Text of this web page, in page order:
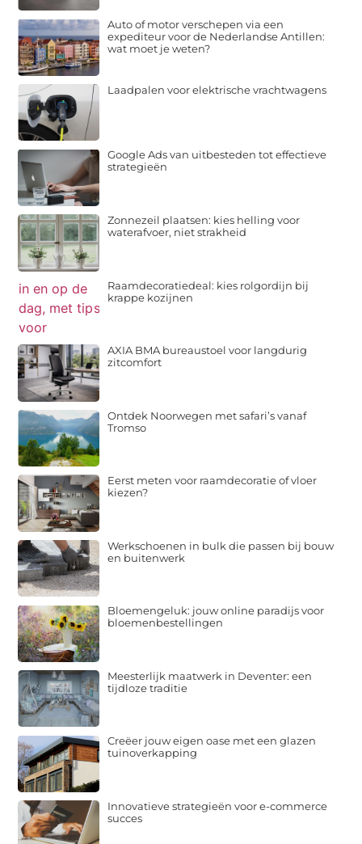
Auto of motor verschepen via een
expediteur voor de Nederlandse Antillen:
wat moet je weten?
Laadpalen voor elektrische vrachtwagens
Google Ads van uitbesteden tot effectieve
strategieën
Zonnezeil plaatsen: kies helling voor
waterafvoer, niet strakheid
Raamdecoratiedeal: kies rolgordijn bij
krappe kozijnen
AXIA BMA bureaustoel voor langdurig
zitcomfort
Ontdek Noorwegen met safari’s vanaf
Tromso
Eerst meten voor raamdecoratie of vloer
kiezen?
Werkschoenen in bulk die passen bij bouw
en buitenwerk
Bloemengeluk: jouw online paradijs voor
bloemenbestellingen
Meesterlijk maatwerk in Deventer: een
tijdloze traditie
Creëer jouw eigen oase met een glazen
tuinoverkapping
Innovatieve strategieën voor e-commerce
succes